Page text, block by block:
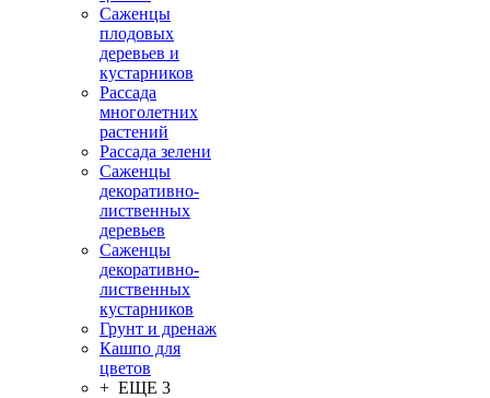
Саженцы
плодовых
деревьев и
кустарников
Рассада
многолетних
растений
Рассада зелени
Саженцы
декоративно-
лиственных
деревьев
Саженцы
декоративно-
лиственных
кустарников
Грунт и дренаж
Кашпо для
цветов
+ ЕЩЕ 3